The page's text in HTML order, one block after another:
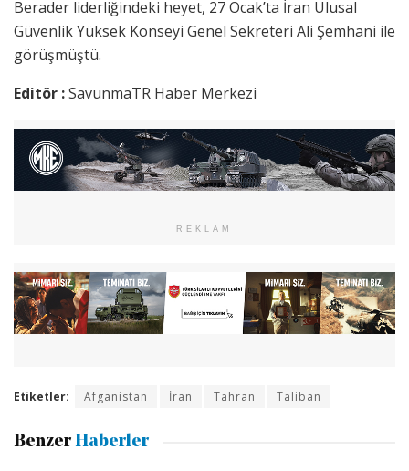
Berader liderliğindeki heyet, 27 Ocak’ta İran Ulusal
Güvenlik Yüksek Konseyi Genel Sekreteri Ali Şemhani ile
görüşmüştü.
Editör :SavunmaTR Haber Merkezi
REKLAM
Etiketler: Afganistan İran Tahran Taliban
Benzer Haberler